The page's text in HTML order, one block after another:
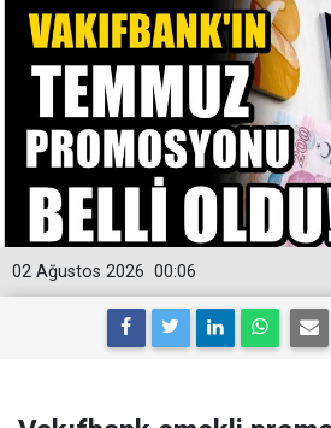
00:06
02 Ağustos 2026